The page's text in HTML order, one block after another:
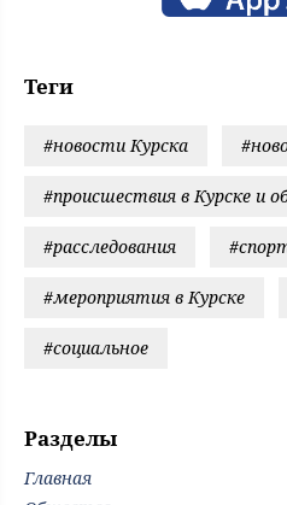
Теги
#новости Курска
#происшествия в Курске и
#расследования
#мероприятия в Курске
#социальное
Разделы
Главная